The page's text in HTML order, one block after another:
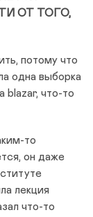
ОТ ТОГО,
потому что
одна выборка
blazar, что-то
то
он даже
лекция
что-то